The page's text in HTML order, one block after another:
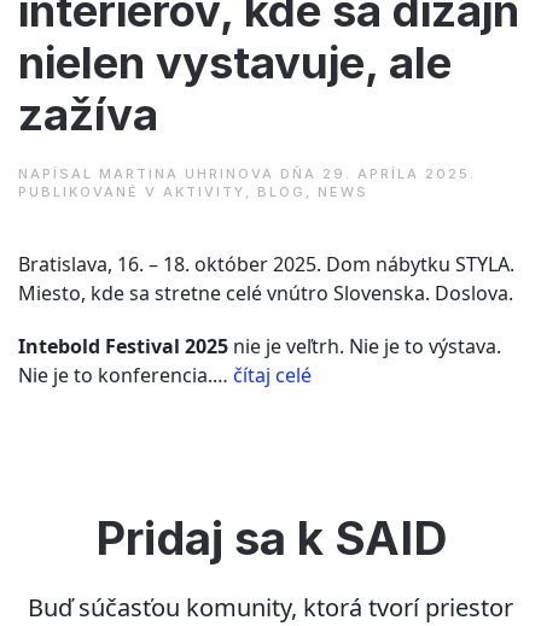
interiérov, kde sa dizajn
nielen vystavuje, ale
zažíva
NAPÍSAL MARTINA UHRINOVA DŇA 29. APRÍLA 2025 .
PUBLIKOVANÉ V AKTIVITY , BLOG , NEWS
Bratislava, 16. – 18. október 2025. Dom nábytku STYLA.
Miesto, kde sa stretne celé vnútro Slovenska. Doslova.
Intebold Festival 2025 nie je veľtrh. Nie je to výstava.
Nie je to konferencia.… čítaj celé“Intebold
dizajn
vystavuje,
Pridaj sa k SAID
Buď súčasťou komunity, ktorá tvorí priestor